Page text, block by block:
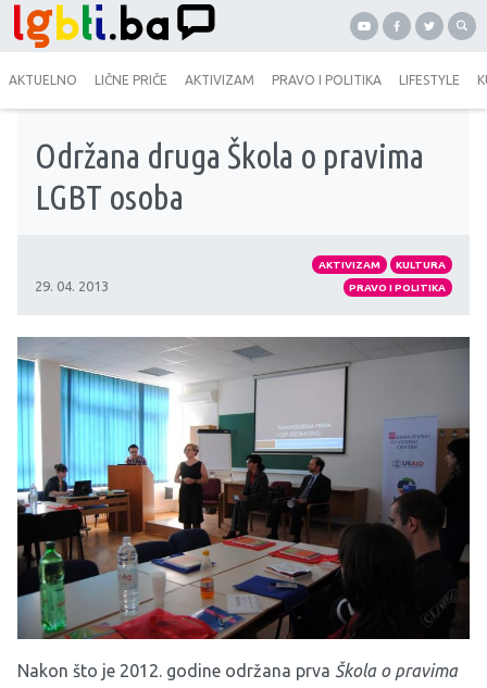
AKTUELNO LIČNE PRIČE AKTIVIZAM PRAVO I POLITIKA LIFESTYLE
Održana druga Škola o pravima
LGBT osoba
29. 04. 2013
AKTIVIZAM
KULTURA
PRAVO I POLITIKA
Nakon što je 2012. godine održana prva Škola o pravima